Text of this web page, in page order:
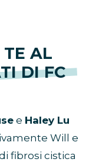
AL
DI FC
e Haley Lu
Will e
fibrosi cistica